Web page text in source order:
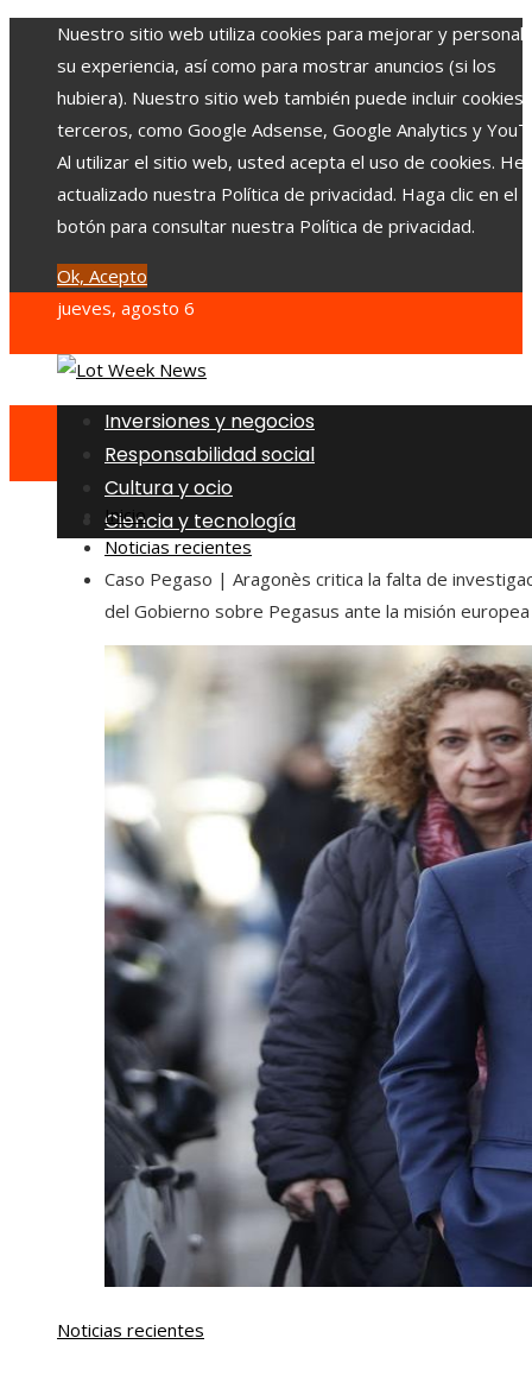
Nuestro sitio web utiliza cookies para mejorar y
su experiencia, así como para mostrar anuncios (si los
hubiera). Nuestro sitio web también puede incluir cookies
terceros, como Google Adsense, Google Analytics y
Al utilizar el sitio web, usted acepta el uso de cookies.
actualizado nuestra Política de privacidad. Haga clic en el
botón para consultar nuestra Política de privacidad.
Ok, Acepto
jueves, agosto 6
Inversiones y negocios
Responsabilidad social
Cultura y ocio
Ciencia y tecnología
Inicio
Noticias recientes
Caso Pegaso | Aragonès critica la falta de
del Gobierno sobre Pegasus ante la misión europea
Noticias recientes